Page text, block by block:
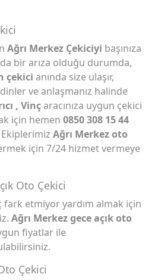
Ağrı Merkez Çekiciyi başınıza
bir arıza olduğu durumda,
çekici anında size ulaşır,
ve anlaşmanız halinde
, Vinçaracınıza uygun çekici
için hemen 0850 308 15 44
Ağrı Merkez oto
için 7/24 hizmet vermeye
Oto Çekici
fark etmiyor yardım almak için
Ağrı Merkez gece açık oto
fiyatlar ile
Çekici